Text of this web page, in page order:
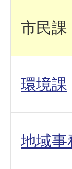
市民課
環境課
地域事